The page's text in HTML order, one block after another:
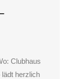
Clubhaus
lädt herzlich